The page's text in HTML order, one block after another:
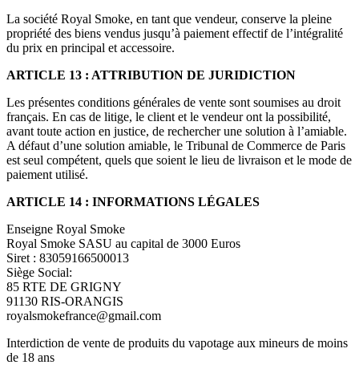
La société Royal Smoke, en tant que vendeur, conserve la pleine
propriété des biens vendus jusqu’à paiement effectif de l’intégralité
du prix en principal et accessoire.
ARTICLE 13 : ATTRIBUTION DE JURIDICTION
Les présentes conditions générales de vente sont soumises au droit
français. En cas de litige, le client et le vendeur ont la possibilité,
avant toute action en justice, de rechercher une solution à l’amiable.
A défaut d’une solution amiable, le Tribunal de Commerce de Paris
est seul compétent, quels que soient le lieu de livraison et le mode de
paiement utilisé.
ARTICLE 14 : INFORMATIONS LÉGALES
Enseigne Royal Smoke
Royal Smoke SASU au capital de 3000 Euros
Siret : 83059166500013
Siège Social:
85 RTE DE GRIGNY
91130 RIS-ORANGIS
royalsmokefrance@gmail.com
Interdiction de vente de produits du vapotage aux mineurs de moins
de 18 ans